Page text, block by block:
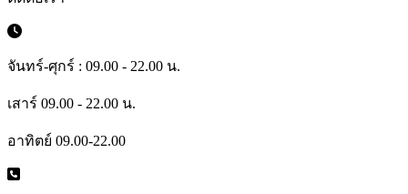
จันทร์-ศุกร์ : 09.00 - 22.00 น.
เสาร์ 09.00 - 22.00 น.
อาทิตย์ 09.00-22.00